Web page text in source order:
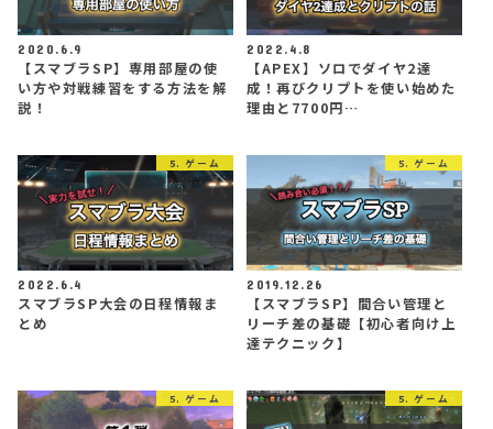
2020.6.9
【スマブラSP】専用部屋の使
い方や対戦練習をする方法を解
説！
2022.4.8
【APEX】ソロでダイヤ2達
成！再びクリプトを使い始めた
理由と7700円…
5. ゲーム
2022.6.4
スマブラSP大会の日程情報ま
とめ
5. ゲーム
2019.12.26
【スマブラSP】間合い管理と
リーチ差の基礎【初心者向け上
達テクニック】
5. ゲーム 5. ゲーム